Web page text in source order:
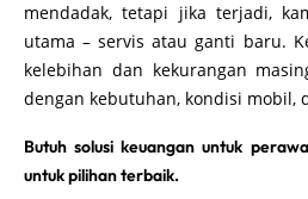
mendadak, tetapi jika terjadi,
utama – servis atau ganti baru.
kelebihan dan kekurangan
dengan kebutuhan, kondisi mobil,
Butuh solusi keuangan untuk
untuk pilihan terbaik.